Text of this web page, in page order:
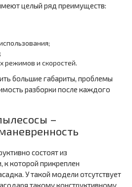
целый ряд преимуществ:
режимов и скоростей.
большие габариты, проблемы
разборки после каждого
–
состоят из
к которой прикреплен
У такой модели отсутствует
такому конструктивному